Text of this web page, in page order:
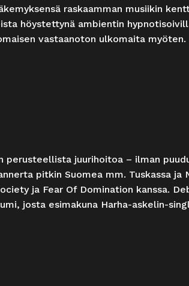
raskaamman musiikin
höystettynä ambientin
vastaanoton ulkomaita myöten.
perusteellista juurihoitoa – ilman
pitkin Suomea mm. Tuskassa ja
ja Fear Of Domination kanssa.
josta esimakuna Harha-askelin-